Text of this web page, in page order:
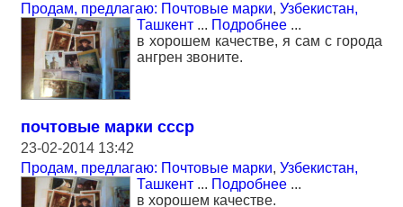
Продам, предлагаю: Почтовые марки, Узбекистан,
Ташкент ... Подробнее ...
в хорошем качестве, я сам с города
ангрен звоните.
почтовые марки ссср
23-02-2014 13:42
Продам, предлагаю: Почтовые марки, Узбекистан,
Ташкент ... Подробнее ...
в хорошем качестве.